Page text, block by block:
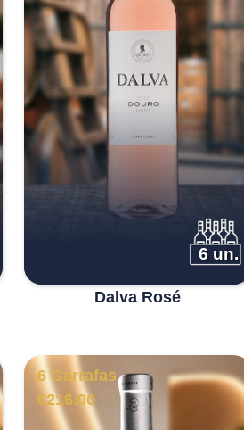
6 un.
Dalva Rosé
6 Garrafas
€216.00